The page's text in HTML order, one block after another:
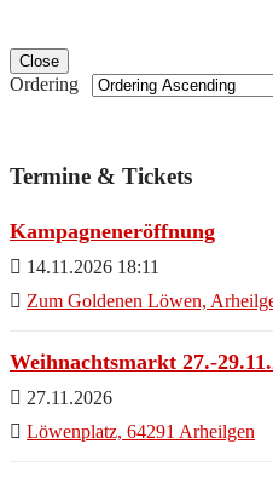
Close
Ordering
Termine & Tickets
Kampagneneröffnung
14.11.2026 18:11
Zum Goldenen Löwen,
Weihnachtsmarkt 27.-
27.11.2026
Löwenplatz, 64291 Arheilgen